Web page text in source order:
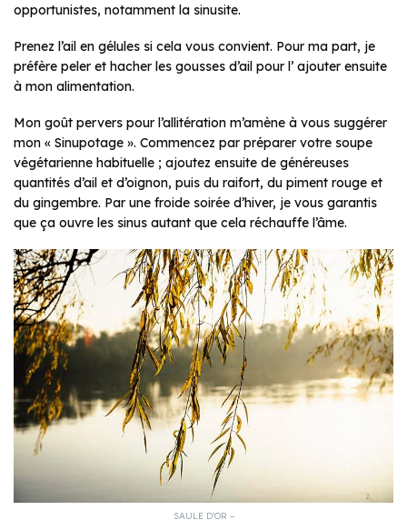
opportunistes, notamment la sinusite.
Prenez l’ail en gélules si cela vous convient. Pour ma part, je
préfère peler et hacher les gousses d’ail pour l’ ajouter ensuite
à mon alimentation.
Mon goût pervers pour l’allitération m’amène à vous suggérer
mon « Sinupotage ». Commencez par préparer votre soupe
végétarienne habituelle ; ajoutez ensuite de généreuses
quantités d’ail et d’oignon, puis du raifort, du piment rouge et
du gingembre. Par une froide soirée d’hiver, je vous garantis
que ça ouvre les sinus autant que cela réchauffe l’âme.
SAULE D’OR –